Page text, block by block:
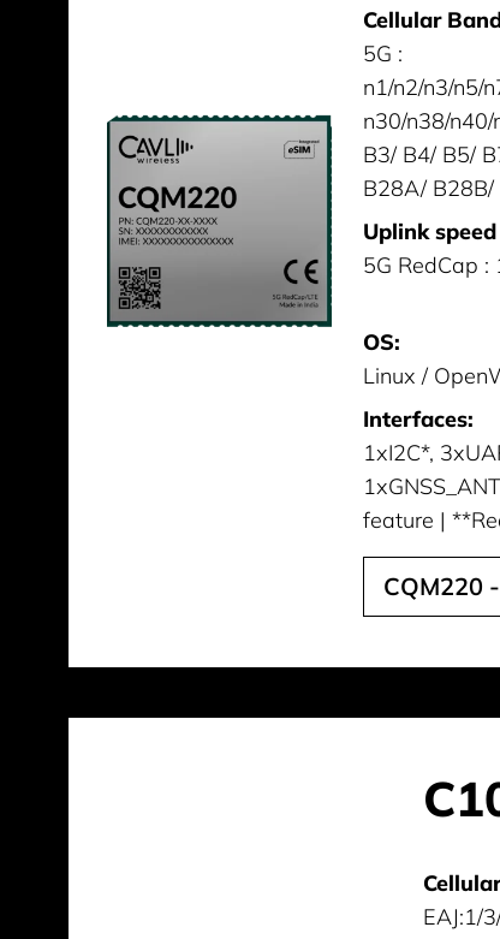
Cellular
5G :
n1/n2/n3/n5/
n30/n38/
B3/ B4/ B5/
B28A/
Uplink
5G RedCap
OS:
Linux /
Interfaces:
1xI2C*,
feature |
CQM220
EAJ:1/